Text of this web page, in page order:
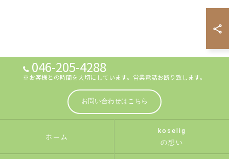
046-205-4288
※お客様との時間を大切にしています。営業電話お断り致します。
お問い合わせはこちら
ホーム
koselig
の想い